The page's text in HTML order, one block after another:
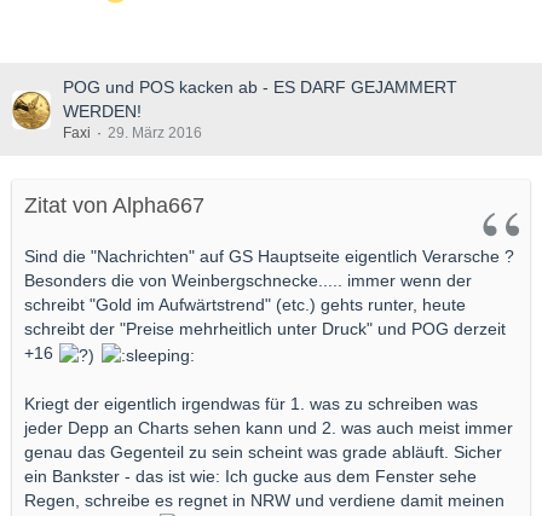
POG und POS kacken ab - ES DARF GEJAMMERT
WERDEN!
Faxi 29. März 2016
Zitat von Alpha667
Sind die "Nachrichten" auf GS Hauptseite eigentlich Verarsche ?
Besonders die von Weinbergschnecke..... immer wenn der
schreibt "Gold im Aufwärtstrend" (etc.) gehts runter, heute
schreibt der "Preise mehrheitlich unter Druck" und POG derzeit
+16
Kriegt der eigentlich irgendwas für 1. was zu schreiben was
jeder Depp an Charts sehen kann und 2. was auch meist immer
genau das Gegenteil zu sein scheint was grade abläuft. Sicher
ein Bankster - das ist wie: Ich gucke aus dem Fenster sehe
Regen, schreibe es regnet in NRW und verdiene damit meinen